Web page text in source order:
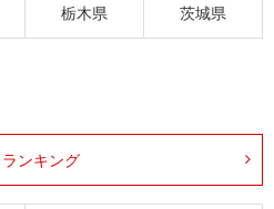
栃木県 茨城県
ランキング